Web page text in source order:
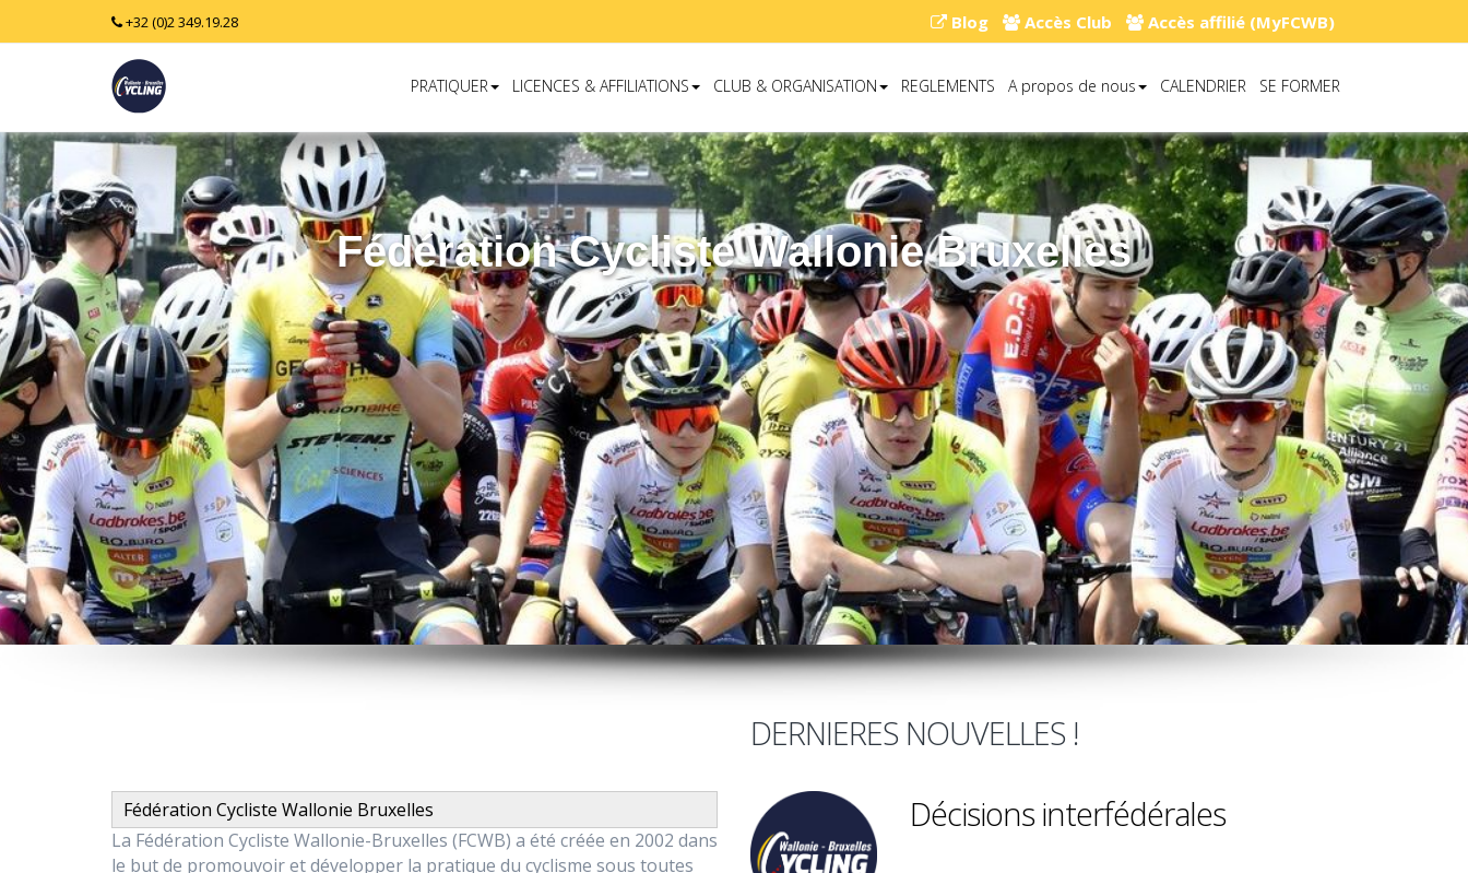
+32 (0)2 349.19.28 Blog Accès Club Accès affilié (MyFCWB)
PRATIQUER LICENCES & AFFILIATIONS CLUB & ORGANISATION REGLEMENTS A propos de nous CALENDRIER SE FORMER
Fédération Cycliste Wallonie Bruxelles
Fédération Cycliste Wallonie Bruxelles
La Fédération Cycliste Wallonie-Bruxelles (FCWB) a été créée en 2002 dans
le but de promouvoir et développer la pratique du cyclisme sous toutes
DERNIERES NOUVELLES !
Décisions interfédérales